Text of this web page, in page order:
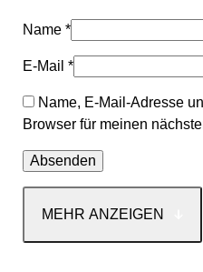
Name *
E-Mail *
Name, E-Mail-Adresse
Browser für meinen
MEHR ANZEIGEN